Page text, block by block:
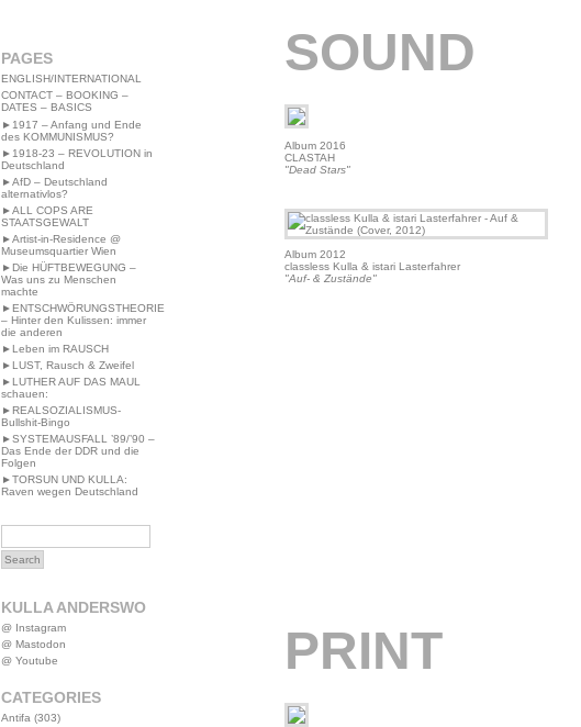
PAGES
ENGLISH/INTERNATIONAL
CONTACT – BOOKING –
DATES – BASICS
►1917 – Anfang und Ende
des KOMMUNISMUS?
►1918-23 – REVOLUTION in
Deutschland
►AfD – Deutschland
alternativlos?
►ALL COPS ARE
STAATSGEWALT
►Artist-in-Residence @
Museumsquartier Wien
►Die HÜFTBEWEGUNG –
Was uns zu Menschen
machte
►ENTSCHWÖRUNGSTHEORIE
– Hinter den Kulissen: immer
die anderen
►Leben im RAUSCH
►LUST, Rausch & Zweifel
►LUTHER AUF DAS MAUL
schauen:
►REALSOZIALISMUS-
Bullshit-Bingo
►SYSTEMAUSFALL ’89/’90 –
Das Ende der DDR und die
Folgen
►TORSUN UND KULLA:
Raven wegen Deutschland
KULLA ANDERSWO
@ Instagram
@ Mastodon
@ Youtube
CATEGORIES
Antifa (303)
SOUND
Album 2016
CLASTAH
"Dead Stars"
Album 2012
classless Kulla & istari Lasterfahrer
"Auf- & Zustände"
PRINT